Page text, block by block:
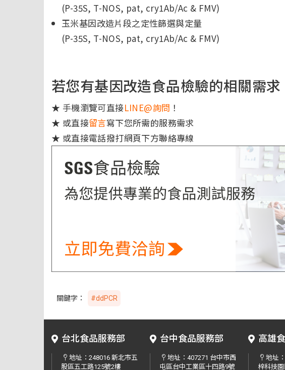
(P-35S, T-NOS, pat, cry1Ab/Ac & FMV)
玉米基因改造片段之定性篩選與定量
(P-35S, T-NOS, pat, cry1Ab/Ac & FMV)
若您有基因改造食品檢驗的相關需求
★ 手機瀏覽可直接LINE@詢問 ！
★ 或直接留言寫下您所需的服務需求
★ 或直接電話撥打網頁下方聯絡專線
關鍵字： #ddPCR
台北食品服務部
地址：248016 新北市五
股區五工路125號2樓
台中食品服務部
地址：407271 台中市西
屯區台中工業區十四路9號
高雄
地址
梓科技